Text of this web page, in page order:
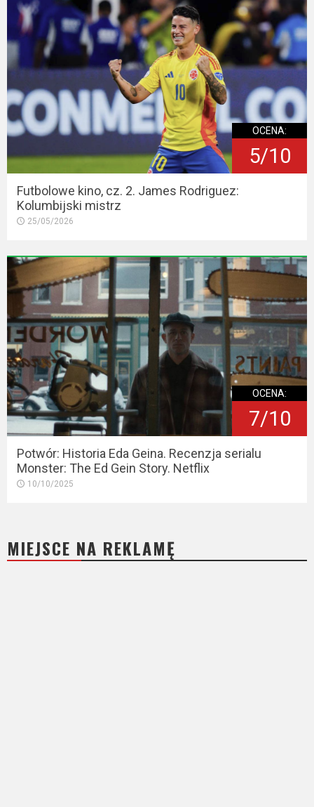
OCENA:
5/10
Futbolowe kino, cz. 2. James Rodriguez:
Kolumbijski mistrz
25/05/2026
OCENA:
7/10
Potwór: Historia Eda Geina. Recenzja serialu
Monster: The Ed Gein Story. Netflix
10/10/2025
MIEJSCE NA REKLAMĘ